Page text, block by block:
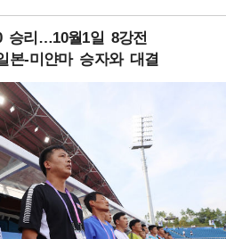
승리…10월1일 8강전
본-미얀마 승자와 대결